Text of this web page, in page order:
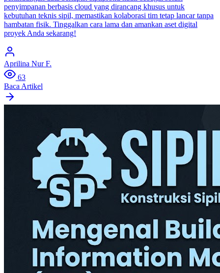
penyimpanan berbasis cloud yang dirancang khusus untuk
kebutuhan teknis sipil, memastikan kolaborasi tim tetap lancar tanpa
hambatan fisik. Tinggalkan cara lama dan amankan aset digital
proyek Anda sekarang!
Aprilina Nur F.
63
Baca Artikel